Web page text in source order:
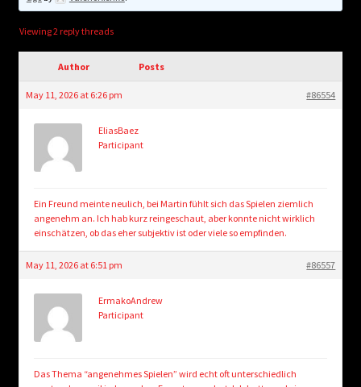
Login/Create Account
Viewing 2 reply threads
Author Posts
May 11, 2026 at 6:26 pm #86554
EliasBaez
Participant
Ein Freund meinte neulich, bei Martin fühlt sich das Spielen ziemlich
angenehm an. Ich hab kurz reingeschaut, aber konnte nicht wirklich
einschätzen, ob das eher subjektiv ist oder viele so empfinden.
May 11, 2026 at 6:51 pm #86557
ErmakoAndrew
Participant
Das Thema “angenehmes Spielen” wird echt oft unterschiedlich